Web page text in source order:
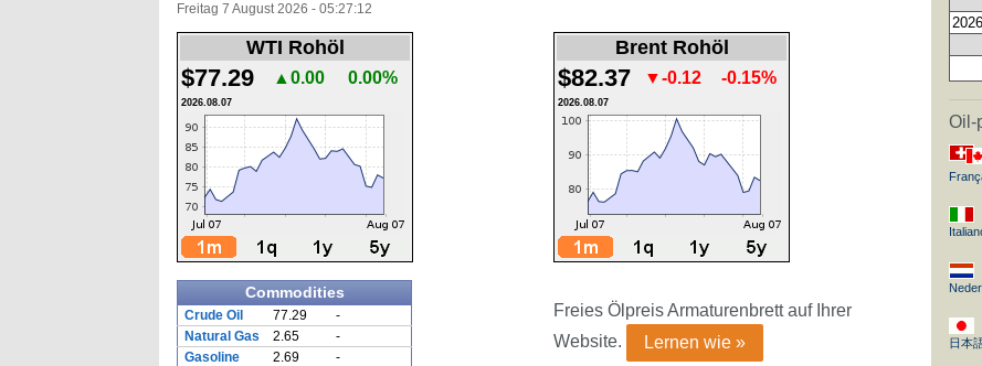
Freitag 7 August 2026 - 05:27:12
WTI Rohöl
$77.29 ▲0.00 0.00%
2026.08.07
Brent Rohöl
$82.37 ▼-0.12 -0.15%
2026.08.07
Commodities
Crude Oil 77.29
-
Natural Gas
2.65
-
Gasoline
2.69
-
Freies Ölpreis Armaturenbrett auf Ihrer
Website.
Lernen wie »
Oil-
日本